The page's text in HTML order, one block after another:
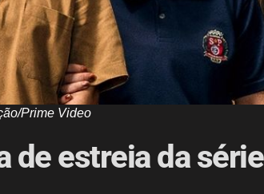
Prime Video
de estreia da série